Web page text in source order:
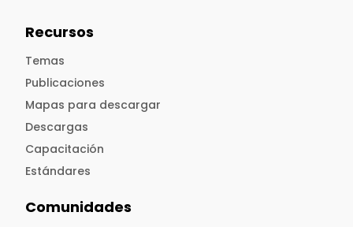
Recursos
Temas
Publicaciones
Mapas para descargar
Descargas
Capacitación
Estándares
Comunidades